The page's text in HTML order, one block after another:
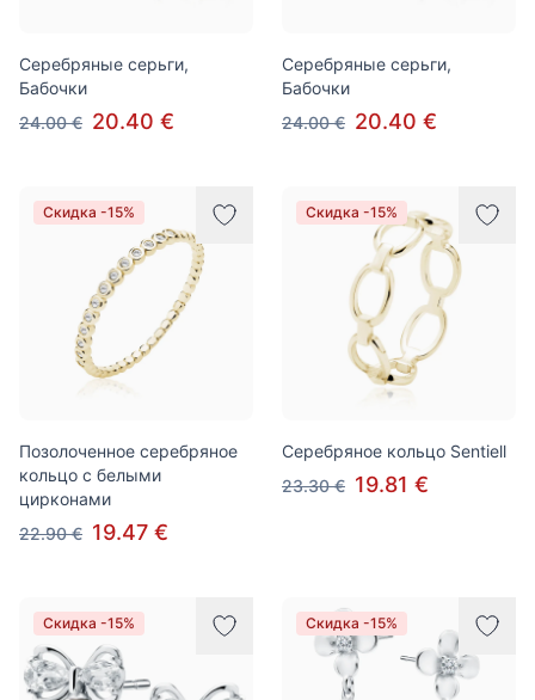
Серебряные серьги,
Бабочки
24.00 € 20.40 €
Серебряные серьги,
Бабочки
24.00 € 20.40 €
Скидка -15%
Позолоченное серебряное
кольцо с белыми
цирконами
22.90 € 19.47 €
Скидка -15%
Серебряное кольцо Sentiell
23.30 € 19.81 €
Скидка -15% Скидка -15%